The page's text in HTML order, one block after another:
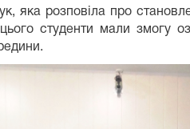
яка розповіла про
студенти мали змогу